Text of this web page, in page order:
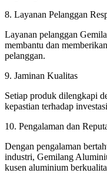
8. Layanan Pelanggan
Layanan pelanggan
membantu dan
pelanggan.
9. Jaminan Kualitas
Setiap produk dilengkapi
kepastian terhadap
10. Pengalaman dan
Dengan pengalaman
industri, Gemilang
kusen aluminium